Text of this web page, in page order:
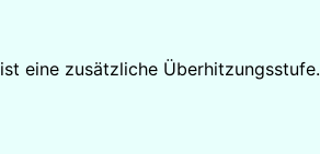
ist eine zusätzliche Überhitzungsstufe.